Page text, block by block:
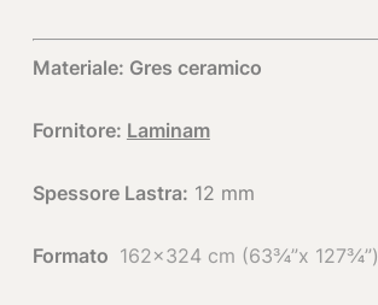
Materiale: Gres ceramico
Fornitore: Laminam
Spessore Lastra: 12 mm
Formato 162×324 cm (63¾”x 127¾”)